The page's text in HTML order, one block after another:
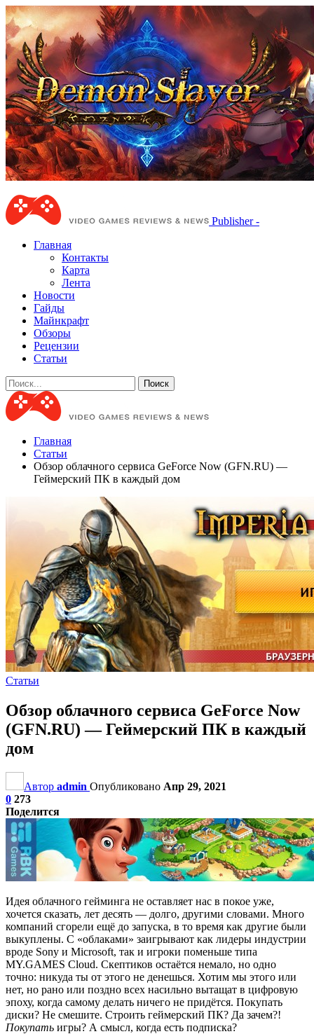
Publisher -
Главная
Контакты
Карта
Лента
Новости
Гайды
Майнкрафт
Обзоры
Рецензии
Статьи
Главная
Статьи
Обзор облачного сервиса GeForce Now (GFN.RU) —
Геймерский ПК в каждый дом
Статьи
Обзор облачного сервиса GeForce Now
(GFN.RU) — Геймерский ПК в каждый
дом
Автор admin Опубликовано Апр 29, 2021
0 273
Поделится
Идея облачного гейминга не оставляет нас в покое уже,
хочется сказать, лет десять — долго, другими словами. Много
компаний сгорели ещё до запуска, в то время как другие были
выкуплены. С «облаками» заигрывают как лидеры индустрии
вроде Sony и Microsoft, так и игроки поменьше типа
MY.GAMES Cloud. Скептиков остаётся немало, но одно
точно: никуда ты от этого не денешься. Хотим мы этого или
нет, но рано или поздно всех насильно вытащат в цифровую
эпоху, когда самому делать ничего не придётся. Покупать
диски? Не смешите. Строить геймерский ПК? Да зачем?!
Покупать игры? А смысл, когда есть подписка?